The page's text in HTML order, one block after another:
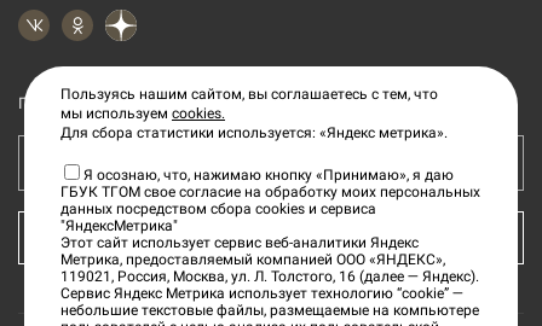
Подпишитесь на рассылку новостей
Ваш e-mail адрес
КУПИТЬ БИЛЕТ
Пользуясь нашим сайтом, вы соглашаетесь с тем, что
мы используем cookies.
Для сбора статистики используется: «Яндекс метрика».
Я осознаю, что, нажимаю кнопку «Принимаю», я даю
ГБУК ТГОМ свое согласие на обработку моих персональных
данных посредством сбора cookies и сервиса
"ЯндексМетрика"
Этот сайт использует сервис веб-аналитики Яндекс
Метрика, предоставляемый компанией ООО «ЯНДЕКС»,
119021, Россия, Москва, ул. Л. Толстого, 16 (далее — Яндекс).
Сервис Яндекс Метрика использует технологию “cookie” —
небольшие текстовые файлы, размещаемые на компьютере